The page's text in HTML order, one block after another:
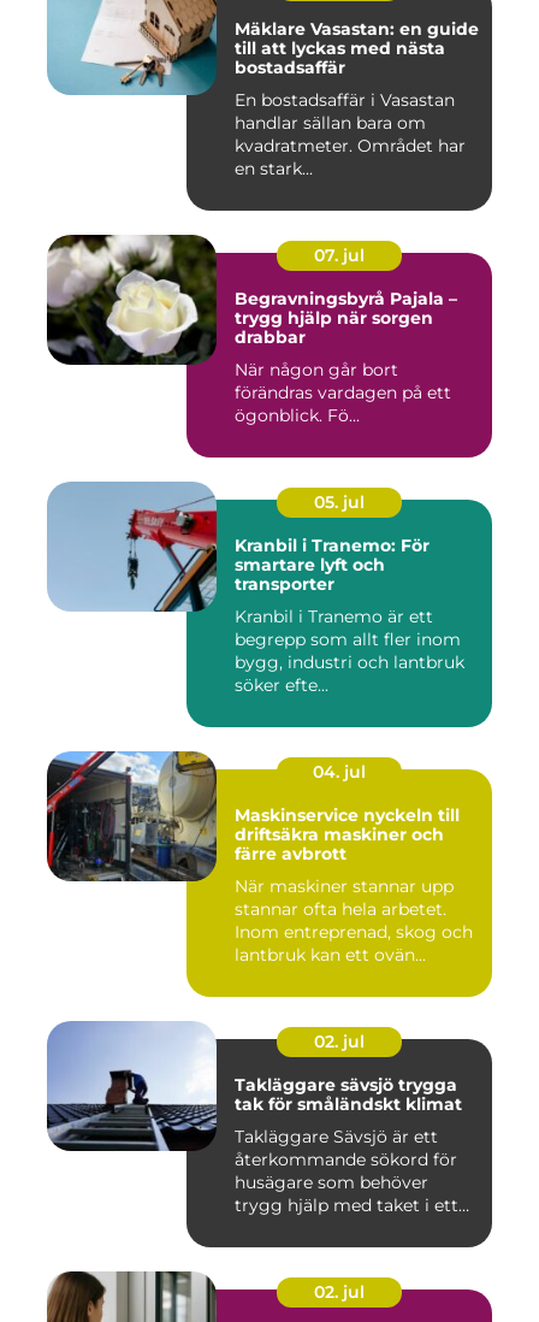
Mäklare Vasastan: en guide
till att lyckas med nästa
bostadsaffär
En bostadsaffär i Vasastan
handlar sällan bara om
kvadratmeter. Området har
en stark...
07. jul
Begravningsbyrå Pajala –
trygg hjälp när sorgen
drabbar
När någon går bort
förändras vardagen på ett
ögonblick. Fö...
05. jul
Kranbil i Tranemo: För
smartare lyft och
transporter
Kranbil i Tranemo är ett
begrepp som allt fler inom
bygg, industri och lantbruk
söker efte...
04. jul
Maskinservice nyckeln till
driftsäkra maskiner och
färre avbrott
När maskiner stannar upp
stannar ofta hela arbetet.
Inom entreprenad, skog och
lantbruk kan ett ovän...
02. jul
Takläggare sävsjö trygga
tak för småländskt klimat
Takläggare Sävsjö är ett
återkommande sökord för
husägare som behöver
trygg hjälp med taket i ett
02. jul